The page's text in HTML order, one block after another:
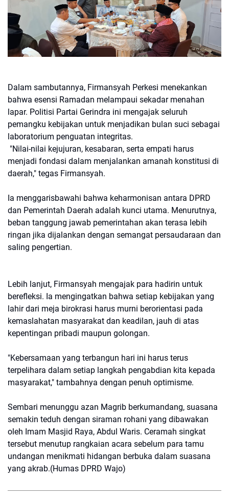
Dalam sambutannya, Firmansyah Perkesi menekankan
bahwa esensi Ramadan melampaui sekadar menahan
lapar. Politisi Partai Gerindra ini mengajak seluruh
pemangku kebijakan untuk menjadikan bulan suci sebagai
laboratorium penguatan integritas.
"Nilai-nilai kejujuran, kesabaran, serta empati harus
menjadi fondasi dalam menjalankan amanah konstitusi di
daerah," tegas Firmansyah.
Ia menggarisbawahi bahwa keharmonisan antara DPRD
dan Pemerintah Daerah adalah kunci utama. Menurutnya,
beban tanggung jawab pemerintahan akan terasa lebih
ringan jika dijalankan dengan semangat persaudaraan dan
saling pengertian.
Lebih lanjut, Firmansyah mengajak para hadirin untuk
berefleksi. Ia mengingatkan bahwa setiap kebijakan yang
lahir dari meja birokrasi harus murni berorientasi pada
kemaslahatan masyarakat dan keadilan, jauh di atas
kepentingan pribadi maupun golongan.
"Kebersamaan yang terbangun hari ini harus terus
terpelihara dalam setiap langkah pengabdian kita kepada
masyarakat," tambahnya dengan penuh optimisme.
Sembari menunggu azan Magrib berkumandang, suasana
semakin teduh dengan siraman rohani yang dibawakan
oleh Imam Masjid Raya, Abdul Waris. Ceramah singkat
tersebut menutup rangkaian acara sebelum para tamu
undangan menikmati hidangan berbuka dalam suasana
yang akrab.(Humas DPRD Wajo)